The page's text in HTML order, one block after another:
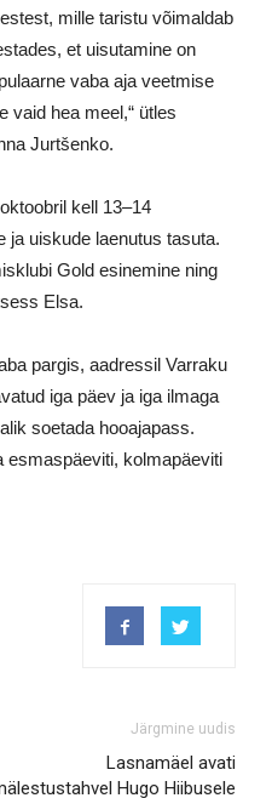
mille taristu võimaldab
et uisutamine on
vaba aja veetmise
vaid hea meel,“ ütles
Jurtšenko.
kell 13–14
ja uiskude laenutus tasuta.
Gold esinemine ning
Elsa.
pargis, aadressil Varraku
iga päev ja iga ilmaga
soetada hooajapass.
esmaspäeviti, kolmapäeviti
Järgmine uudis
Lasnamäel avati
Hugo Hiibusele